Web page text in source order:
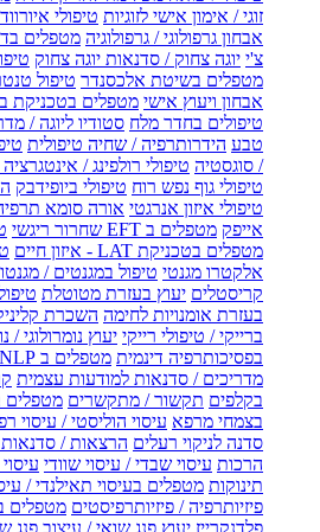
זוגי / אימון אישי לזוגיות טיפולי
אבחון גרפולוגי / גרפולוגיה מטפלים
צ'י יוגה צחוק / סדנאות יוגה צחוק
מטפלים בשיטת אלכסנדר טיפול
אבחון ויעוץ אישי מטפלים בטכניקת
טיפולים בחדר מלח סטודיו ליוגה /
טבע הידרותרפיה / שחיה טיפולית
/ סוגסטיה טיפולי רולפינג /
טיפולי גוף נפש רוח טיפולי ביופידבק
טיפולי איזון אנרגטי אורה סומא
אייפק מטפלים ב EFT שחרור ריגשי
מטפלים בטכניקת LAT - איזון חיים
אלקטרו מגנטי טיפול במגנטים /
קריסטלים יעוץ בעזרת מטוטלת
בעזרת אומנויות לחימה השכרת
ברייקי / טיפולי רייקי יעוץ נומרולוגי /
בפסיכותרפיה דינמית מטפלים ב NLP נלפ
מדריכים / סדנאות למודעות עצמית
בקלפים תקשור / מתקשרים מטפלים
בצמחי מרפא עיסוי הוליסטי / עיסוי
סדנה לניקוי רעלים הרצאות / סדנאות
הרכות עיסוי שבדי / עיסוי שוודי
תינוקות מטפלים בעיסוי תאילנדי /
פיזיותרפיה / פיזיותרפיסטים מטפלים